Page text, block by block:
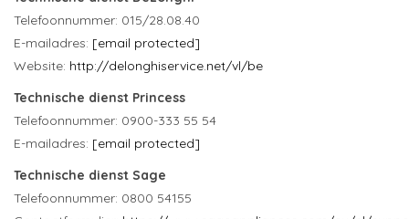
Telefoonnummer: 015/28.08.40
E-mailadres: [email protected]
Website: http://delonghiservice.net/vl/be
Technische dienst Princess
Telefoonnummer: 0900-333 55 54
E-mailadres: [email protected]
Technische dienst Sage
Telefoonnummer: 0800 54155